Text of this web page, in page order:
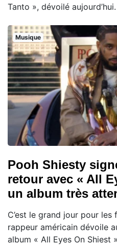
Tanto », dévoilé aujourd’hui.
Musique
Pooh Shiesty
retour avec « All
un album très
C’est le grand jour pour les
rappeur américain dévoile
album « All Eyes On Shiest